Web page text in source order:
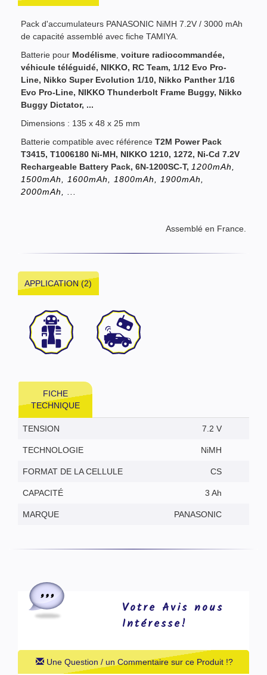
Pack d'accumulateurs PANASONIC NiMH 7.2V / 3000 mAh
de capacité assemblé avec fiche TAMIYA.
Batterie pour Modélisme, voiture radiocommandée,
véhicule téléguidé, NIKKO, RC Team, 1/12 Evo Pro-
Line, Nikko Super Evolution 1/10, Nikko Panther 1/16
Evo Pro-Line, NIKKO Thunderbolt Frame Buggy, Nikko
Buggy Dictator, ...
Dimensions : 135 x 48 x 25 mm
Batterie compatible avec référence T2M Power Pack
T3415, T1006180 Ni-MH, NIKKO 1210, 1272, Ni-Cd 7.2V
Rechargeable Battery Pack, 6N-1200SC-T, 1200mAh,
1500mAh, 1600mAh, 1800mAh, 1900mAh,
2000mAh, ...
Assemblé en France.
APPLICATION (2)
FICHE
TECHNIQUE
TENSION 7.2 V
TECHNOLOGIE NiMH
FORMAT DE LA CELLULE CS
CAPACITÉ 3 Ah
MARQUE PANASONIC
Votre Avis nous
Intéresse!
Une Question / un Commentaire sur ce Produit !?